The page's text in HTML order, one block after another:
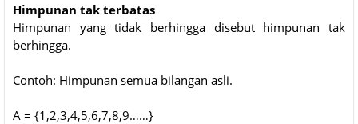
Himpunan tak terbatas
Himpunan yang tidak berhingga disebut himpunan tak
berhingga.
Contoh: Himpunan semua bilangan asli.
A = {1,2,3,4,5,6,7,8,9……}